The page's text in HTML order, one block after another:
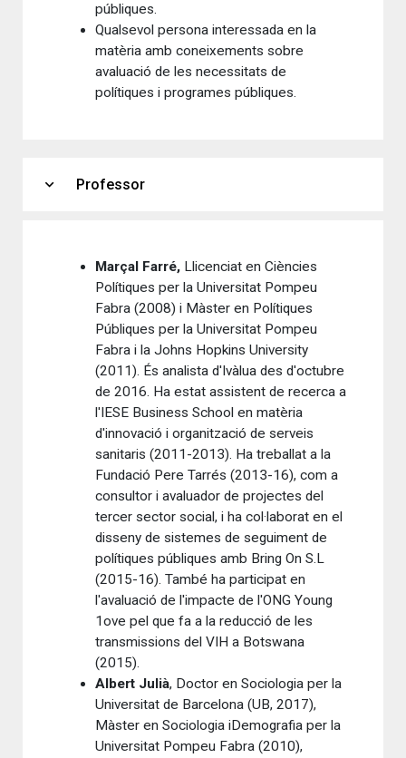
públiques.
Qualsevol persona interessada en la
matèria amb coneixements sobre
avaluació de les necessitats de
polítiques i programes públiques.
expand_more Professor
Marçal Farré, Llicenciat en Ciències
Polítiques per la Universitat Pompeu
Fabra (2008) i Màster en Polítiques
Públiques per la Universitat Pompeu
Fabra i la Johns Hopkins University
(2011). És analista d'Ivàlua des d'octubre
de 2016. Ha estat assistent de recerca a
l'IESE Business School en matèria
d'innovació i organització de serveis
sanitaris (2011-2013). Ha treballat a la
Fundació Pere Tarrés (2013-16), com a
consultor i avaluador de projectes del
tercer sector social, i ha col·laborat en el
disseny de sistemes de seguiment de
polítiques públiques amb Bring On S.L
(2015-16). També ha participat en
l'avaluació de l'impacte de l'ONG Young
1ove pel que fa a la reducció de les
transmissions del VIH a Botswana
(2015).
Albert Julià, Doctor en Sociologia per la
Universitat de Barcelona (UB, 2017),
Màster en Sociologia iDemografia per la
Universitat Pompeu Fabra (2010),